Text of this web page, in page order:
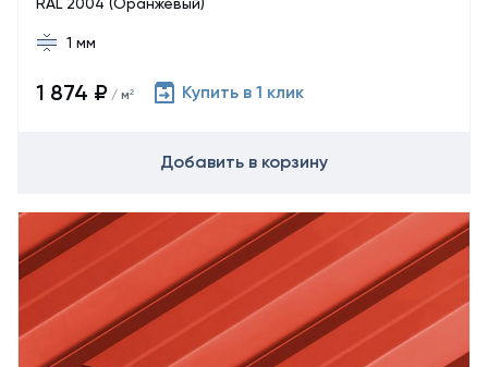
1 мм
1 874 ₽ / м² Купить в 1 клик
Добавить в корзину